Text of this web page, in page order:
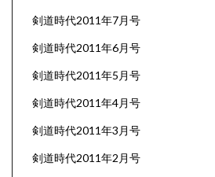
剣道時代2011年7月号
剣道時代2011年6月号
剣道時代2011年5月号
剣道時代2011年4月号
剣道時代2011年3月号
剣道時代2011年2月号